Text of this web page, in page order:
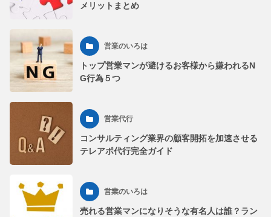
メリットまとめ
営業のいろは
トップ営業マンが避けるお客様から嫌われるN
G行為５つ
営業代行
コンサルティング業界の顧客開拓を加速させる
テレアポ代行完全ガイド
営業のいろは
売れる営業マンになりそうな有名人は誰？ラン